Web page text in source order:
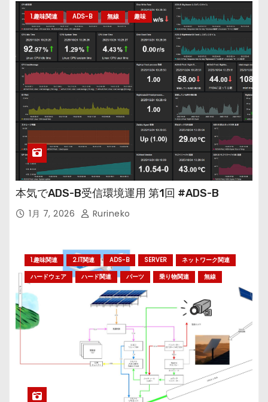
1.趣味関連 ADS-B 無線 趣味
本気でADS-B受信環境運用 第1回 #ADS-B
1月 7, 2026 Rurineko
1.趣味関連 2.IT関連 ADS-B SERVER
ネットワーク関連
ハードウェア
ハード関連 パーツ 乗り物関連 無線